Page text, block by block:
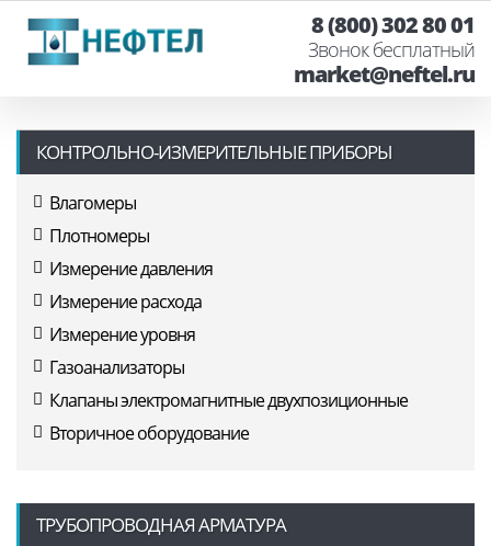
8 (800) 302 80 01
Звонок бесплатный
market@neftel.ru
КОНТРОЛЬНО-ИЗМЕРИТЕЛЬНЫЕ ПРИБОРЫ
Влагомеры
Плотномеры
Измерение давления
Измерение расхода
Измерение уровня
Газоанализаторы
Клапаны электромагнитные двухпозиционные
Вторичное оборудование
ТРУБОПРОВОДНАЯ АРМАТУРА